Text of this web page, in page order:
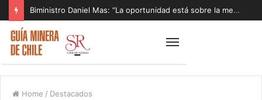
Biministro Daniel Mas: “La oportunidad está sobre la mesa y tenemos que aprovecharla”
Home / Destacados